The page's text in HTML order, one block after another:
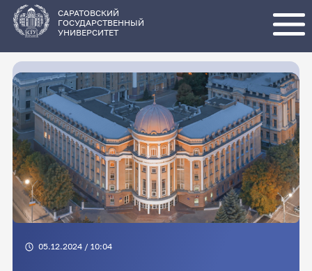
основному
содержанию
САРАТОВСКИЙ
ГОСУДАРСТВЕННЫЙ
УНИВЕРСИТЕТ
05.12.2024 / 10:04